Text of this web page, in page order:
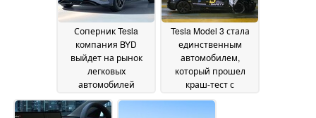
Соперник Tesla
компания BYD
выйдет на рынок
легковых
автомобилей
Южной Кореи в
следующем году
Tesla Model 3 стала
единственным
автомобилем,
который прошел
краш-тест с
грузовиком